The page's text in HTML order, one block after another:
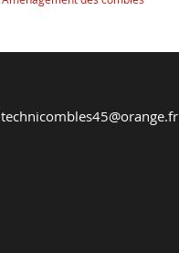
technicombles45@orange.fr